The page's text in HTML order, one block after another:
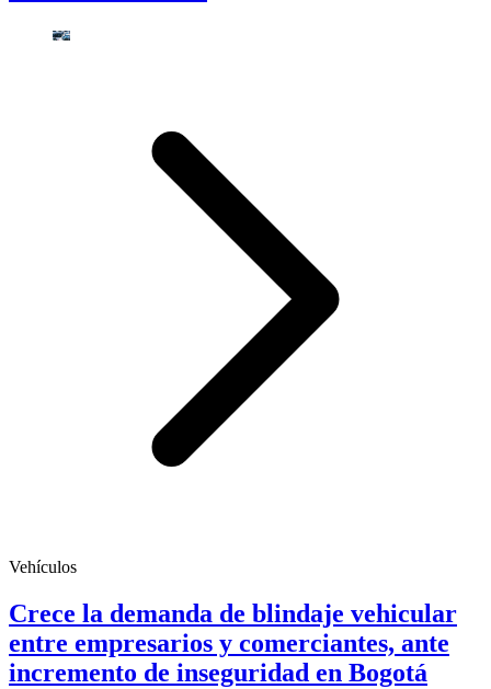
Vehículos
Crece la demanda de blindaje vehicular
entre empresarios y comerciantes, ante
incremento de inseguridad en Bogotá